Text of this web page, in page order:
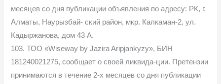
месяцев со дня публикации объявления по адресу: РК, г.
Алматы, Наурызбай- ский район, мкр. Калкаман-2, ул.
Кадыржанова, дом 43 А.
103. ТОО «Wiseway by Jazira Aripjankyzy», БИН
181240021275, сообщает о своей ликвида-ции. Претензии
принимаются в течение 2-х месяцев со дня публикации